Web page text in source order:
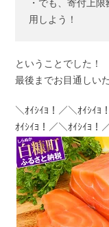
・でも、寄付上
用しよう！
ということでした！
最後までお目通しい
＼ｵｲｼｲﾖ！／＼ｵｲｼｲﾖ
ｵｲｼｲﾖ！／＼ｵｲｼｲﾖ！